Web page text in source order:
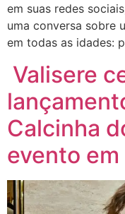
em suas redes
uma conversa sobre
em todas as idades:
Valisere
Calcinha
evento em